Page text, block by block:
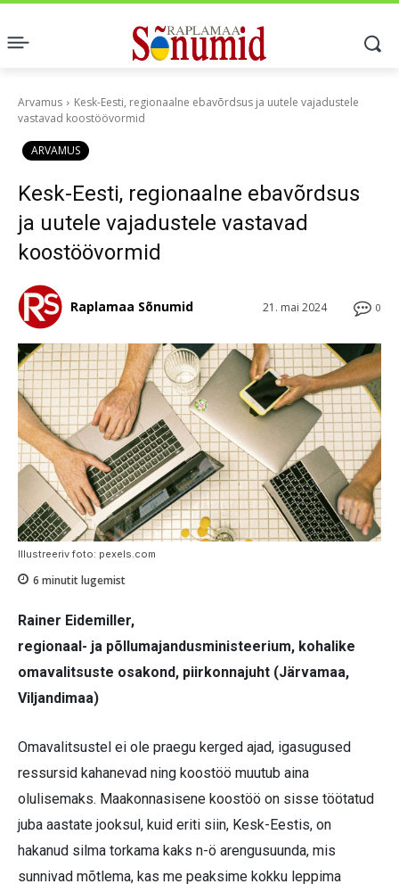
Arvamus
Kesk-Eesti, regionaalne ebavõrdsus ja uutele vajadustele
vastavad koostöövormid
ARVAMUS
Kesk-Eesti, regionaalne ebavõrdsus
ja uutele vajadustele vastavad
koostöövormid
0
21. mai 2024
Raplamaa Sõnumid
Illustreeriv foto: pexels.com
6 minutit lugemist
Rainer Eidemiller,
regionaal- ja põllumajandusministeerium, kohalike
omavalitsuste osakond, piirkonnajuht (Järvamaa,
Viljandimaa)
Omavalitsustel ei ole praegu kerged ajad, igasugused
ressursid kahanevad ning koostöö muutub aina
olulisemaks. Maakonnasisene koostöö on sisse töötatud
juba aastate jooksul, kuid eriti siin, Kesk-Eestis, on
hakanud silma torkama kaks n-ö arengusuunda, mis
sunnivad mõtlema, kas me peaksime kokku leppima